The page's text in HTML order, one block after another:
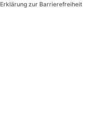
Erklärung zur Barrierefreiheit